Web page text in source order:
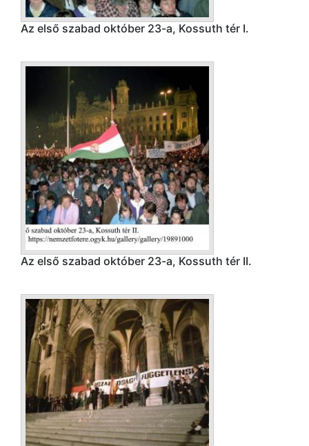
Az első szabad október 23-a, Kossuth tér I.
Az első szabad október 23-a, Kossuth tér II.